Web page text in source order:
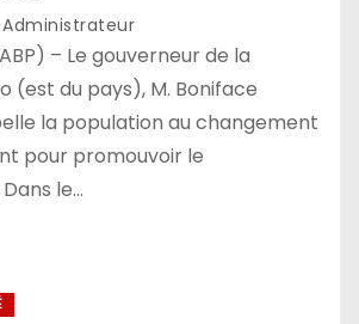
Administrateur
– Le gouverneur de la
(est du pays), M. Boniface
la population au changement
pour promouvoir le
le…